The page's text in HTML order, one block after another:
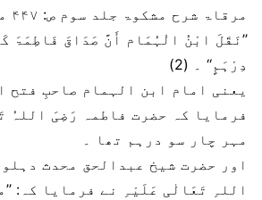
مرقاۃ شرح مشکوۃ جلد سوم ص: ۴۴۷ میں ہے :
’’نَقَلَ ابْنُ الْہُمَام أَنَّ صَدَاقَ فَاطِمَۃَ
دِرْہَمٍ‘‘ ۔ (2)
یعنی امام ابن الہمام صاحبِ فتح
فرمایا کہ حضرت فاطمہ رَضِیَ اللہُ
مہر چار سو درہم تھا ۔
اور حضرت شیخ عبدالحق محدث
اللہِ تَعَالٰی عَلَیْہِ نے فرمایا کہ: